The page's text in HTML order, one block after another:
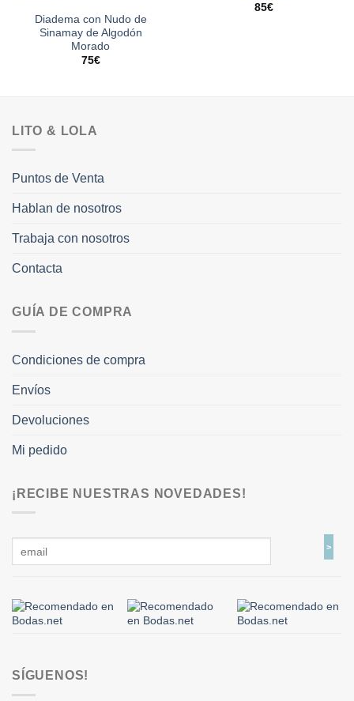
Diadema con Nudo de
Sinamay de Algodón
Morado
75€
85€
LITO & LOLA
Puntos de Venta
Hablan de nosotros
Trabaja con nosotros
Contacta
GUÍA DE COMPRA
Condiciones de compra
Envíos
Devoluciones
Mi pedido
¡RECIBE NUESTRAS NOVEDADES!
SÍGUENOS!